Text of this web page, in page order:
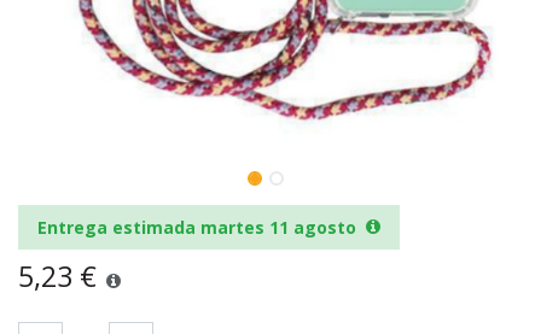
Entrega estimada martes 11 agosto
5,23 €